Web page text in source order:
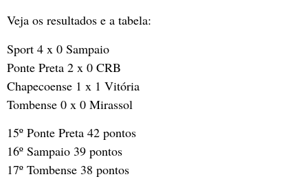
Veja os resultados e a tabela:
Sport 4 x 0 Sampaio
Ponte Preta 2 x 0 CRB
Chapecoense 1 x 1 Vitória
Tombense 0 x 0 Mirassol
15º Ponte Preta 42 pontos
16º Sampaio 39 pontos
17º Tombense 38 pontos